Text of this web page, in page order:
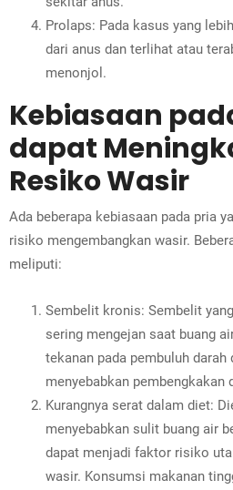
Prolaps: Pada kasus yang
dari anus dan terlihat atau
menonjol.
Kebiasaan
dapat
Resiko Wasir
Ada beberapa kebiasaan pada pria
risiko mengembangkan wasir.
meliputi:
Sembelit kronis: Sembelit
sering mengejan saat buang
tekanan pada pembuluh darah
menyebabkan pembengkakan
Kurangnya serat dalam diet:
menyebabkan sulit buang air
dapat menjadi faktor risiko
wasir. Konsumsi makanan